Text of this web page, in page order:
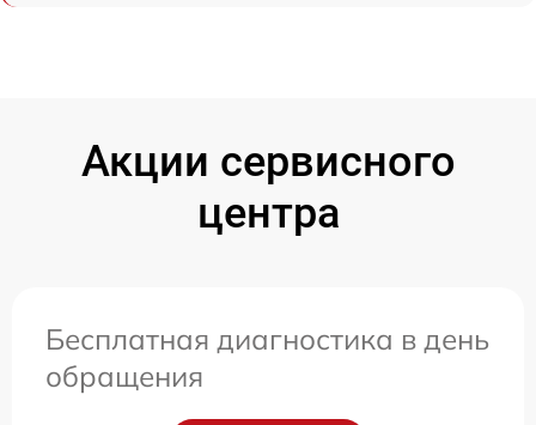
Акции сервисного
центра
Бесплатная диагностика в день
обращения